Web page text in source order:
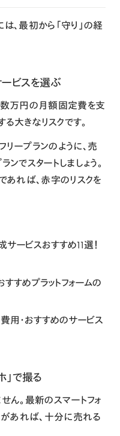
、最初から「守り」の経
ビスを選ぶ
万円の月額固定費を支
る大きなリスクです。
リープランのように、売
でスタートしましょう。
あれば、赤字のリスクを
サービスおすすめ11選！
すすめプラットフォームの
用・おすすめのサービス
」で撮る
ん。最新のスマートフォ
があれば、十分に売れる